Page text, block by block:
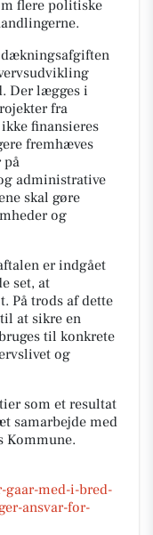
flere politiske
Der lægges i
fra
finansieres
fremhæves
på
administrative
skal gøre
og
er indgået
set, at
På trods af dette
at sikre en
til konkrete
og
som et resultat
samarbejde med
Kommune.
med-i-bred-
ansvar-for-